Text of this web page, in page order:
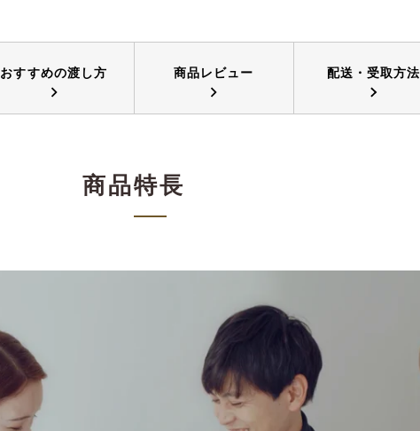
おすすめの渡し方 商品レビュー 配送・受取方法
商品特長